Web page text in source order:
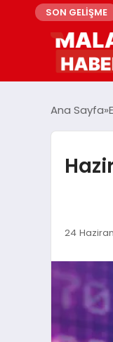
SON GELİŞME
Ana Sayfa
24